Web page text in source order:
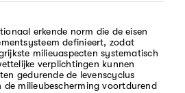
erkende norm die de eisen
definieert, zodat
milieuaspecten systematisch
verplichtingen kunnen
gedurende de levenscyclus
de milieubescherming voortdurend